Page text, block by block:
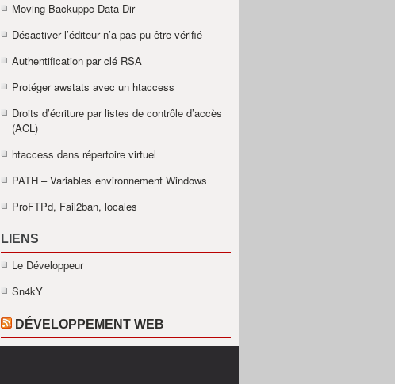
Moving Backuppc Data Dir
Désactiver l’éditeur n’a pas pu être vérifié
Authentification par clé RSA
Protéger awstats avec un htaccess
Droits d’écriture par listes de contrôle d’accès
(ACL)
htaccess dans répertoire virtuel
PATH – Variables environnement Windows
ProFTPd, Fail2ban, locales
LIENS
Le Développeur
Sn4kY
DÉVELOPPEMENT WEB